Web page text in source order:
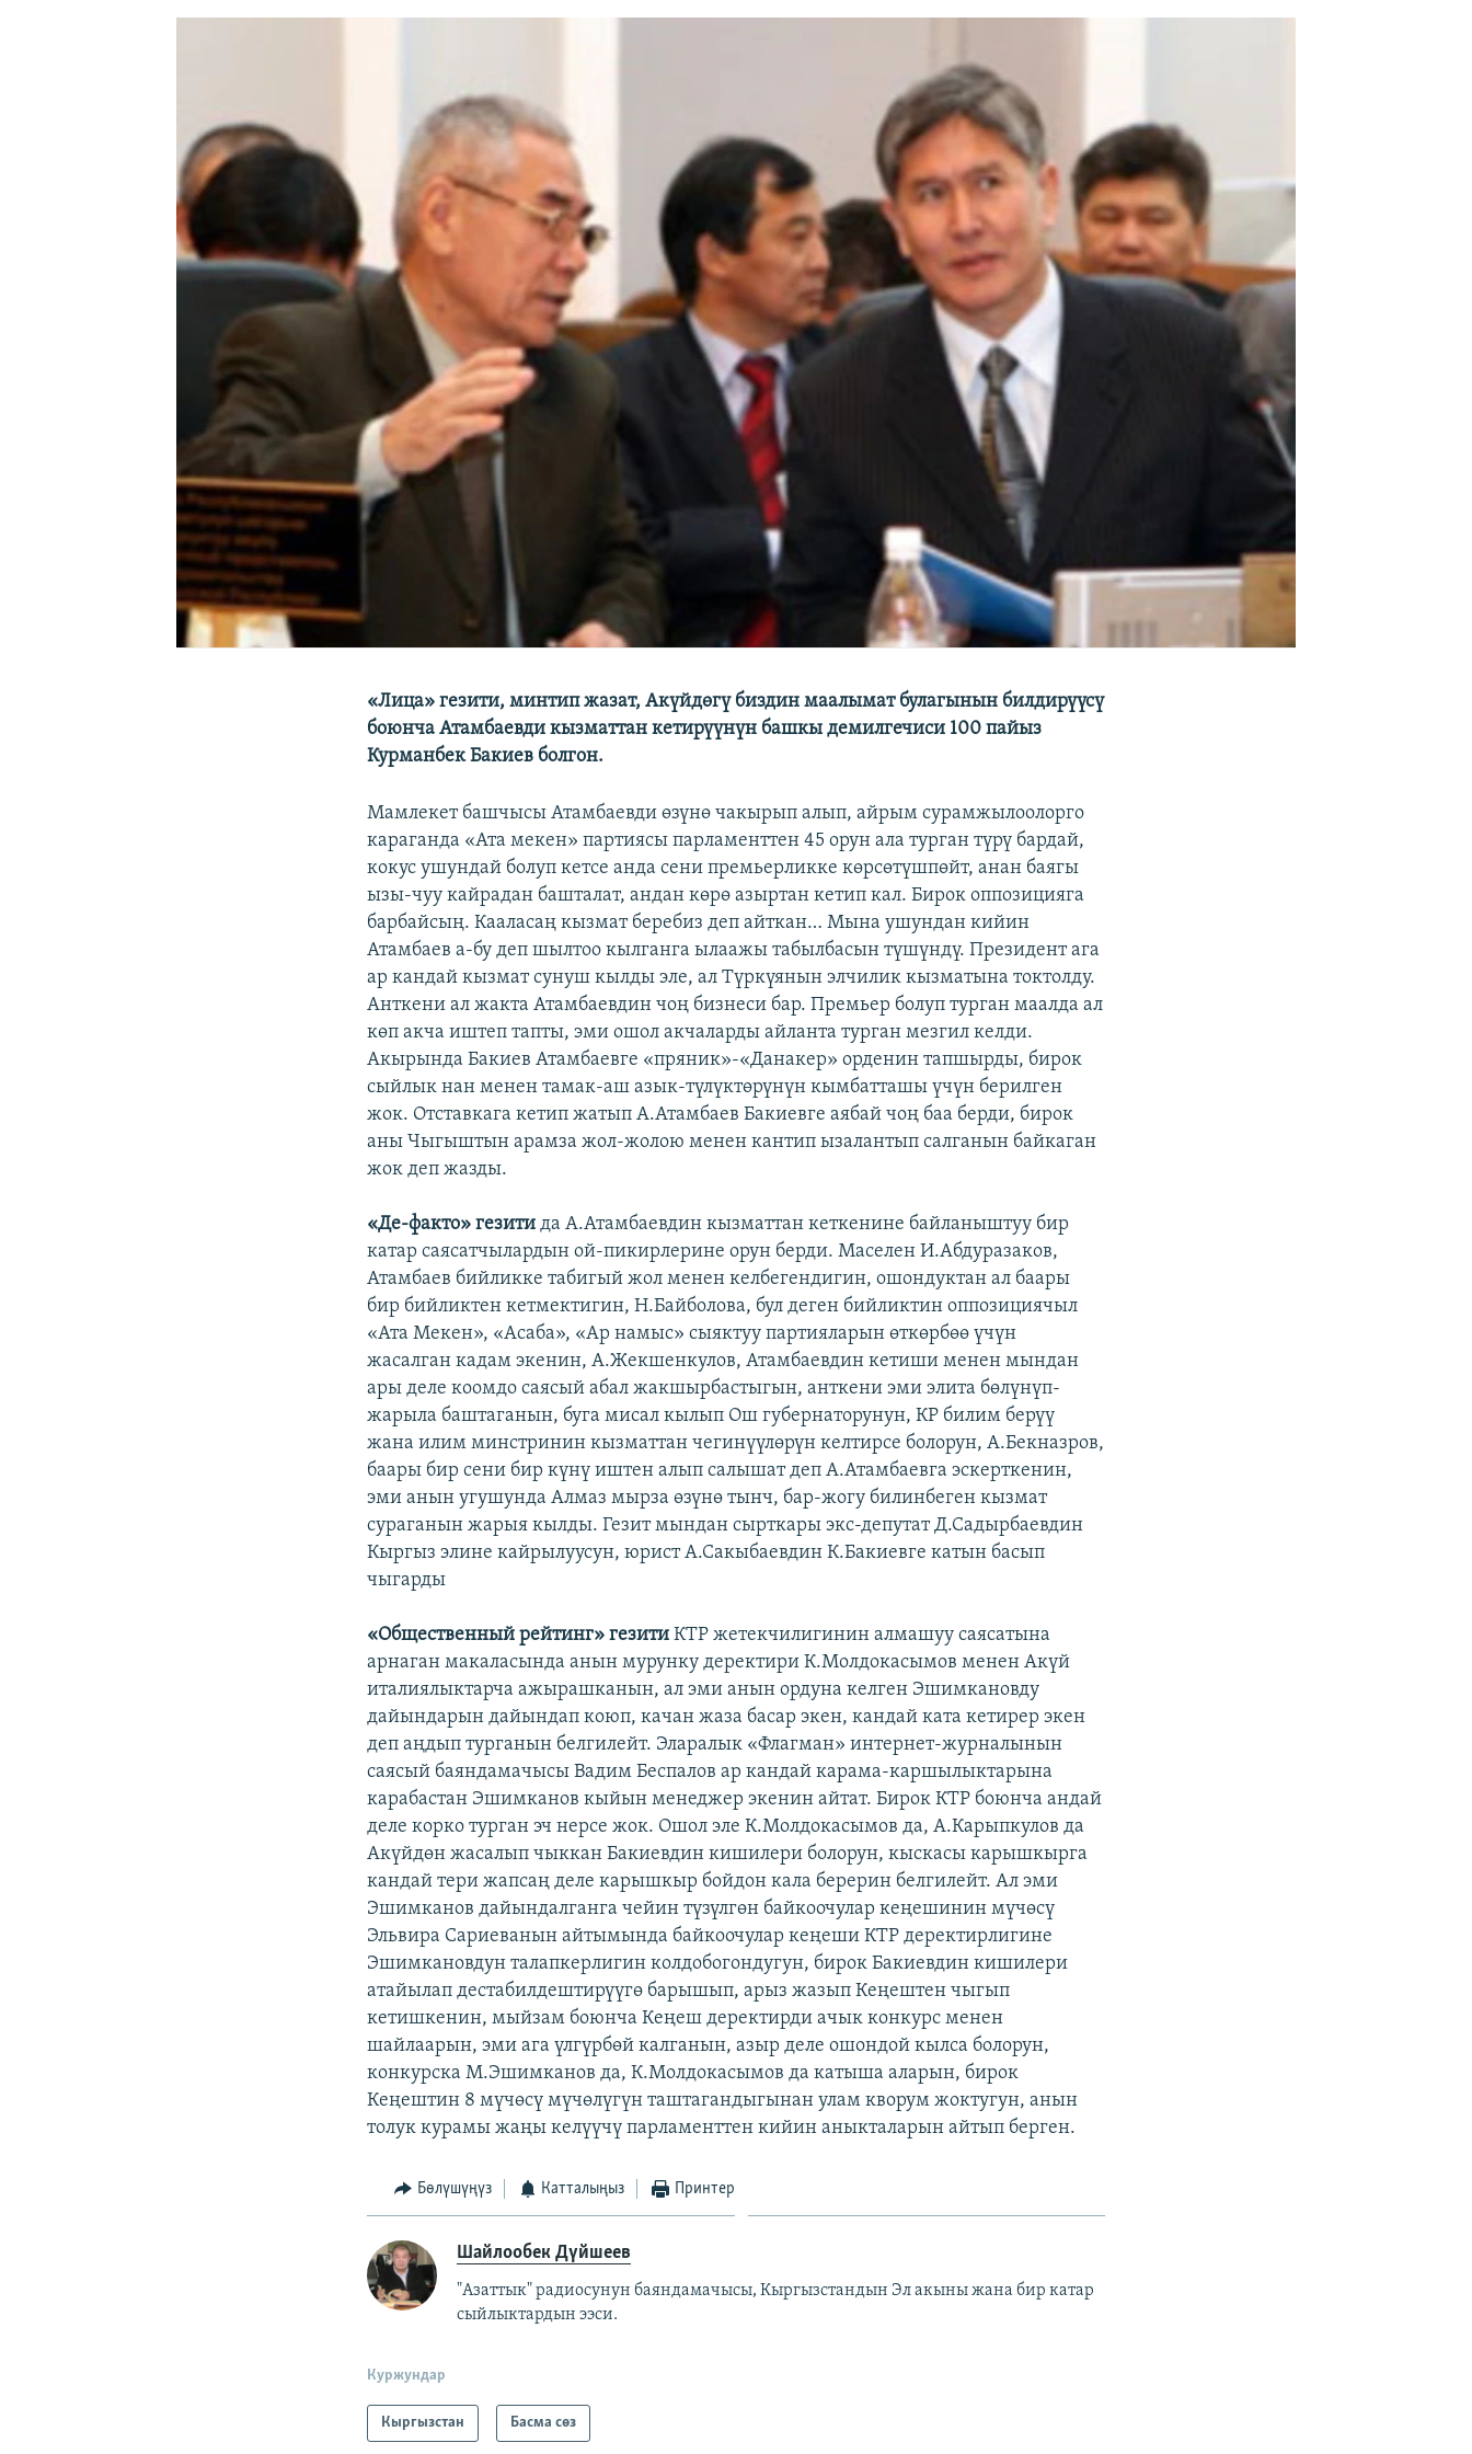
«Лица» гезити, минтип жазат, Акүйдөгү биздин маалымат булагынын билдирүүсү
боюнча Атамбаевди кызматтан кетирүүнүн башкы демилгечиси 100 пайыз
Курманбек Бакиев болгон.
Мамлекет башчысы Атамбаевди өзүнө чакырып алып, айрым сурамжылоолорго
караганда «Ата мекен» партиясы парламенттен 45 орун ала турган түрү бардай,
кокус ушундай болуп кетсе анда сени премьерликке көрсөтүшпөйт, анан баягы
ызы-чуу кайрадан башталат, андан көрө азыртан кетип кал. Бирок оппозицияга
барбайсың. Кааласаң кызмат беребиз деп айткан… Мына ушундан кийин
Атамбаев а-бу деп шылтоо кылганга ылаажы табылбасын түшүндү. Президент ага
ар кандай кызмат сунуш кылды эле, ал Түркүянын элчилик кызматына токтолду.
Анткени ал жакта Атамбаевдин чоң бизнеси бар. Премьер болуп турган маалда ал
көп акча иштеп тапты, эми ошол акчаларды айланта турган мезгил келди.
Акырында Бакиев Атамбаевге «пряник»-«Данакер» орденин тапшырды, бирок
сыйлык нан менен тамак-аш азык-түлүктөрүнүн кымбатташы үчүн берилген
жок. Отставкага кетип жатып А.Атамбаев Бакиевге аябай чоң баа берди, бирок
аны Чыгыштын арамза жол-жолою менен кантип ызалантып салганын байкаган
жок деп жазды.
«Де-факто» гезити да А.Атамбаевдин кызматтан кеткенине байланыштуу бир
катар саясатчылардын ой-пикирлерине орун берди. Маселен И.Абдуразаков,
Атамбаев бийликке табигый жол менен келбегендигин, ошондуктан ал баары
бир бийликтен кетмектигин, Н.Байболова, бул деген бийликтин оппозициячыл
«Ата Мекен», «Асаба», «Ар намыс» сыяктуу партияларын өткөрбөө үчүн
жасалган кадам экенин, А.Жекшенкулов, Атамбаевдин кетиши менен мындан
ары деле коомдо саясый абал жакшырбастыгын, анткени эми элита бөлүнүп-
жарыла баштаганын, буга мисал кылып Ош губернаторунун, КР билим берүү
жана илим минстринин кызматтан чегинүүлөрүн келтирсе болорун, А.Бекназров,
баары бир сени бир күнү иштен алып салышат деп А.Атамбаевга эскерткенин,
эми анын угушунда Алмаз мырза өзүнө тынч, бар-жогу билинбеген кызмат
сураганын жарыя кылды. Гезит мындан сырткары экс-депутат Д.Садырбаевдин
Кыргыз элине кайрылуусун, юрист А.Сакыбаевдин К.Бакиевге катын басып
чыгарды
«Общественный рейтинг» гезити КТР жетекчилигинин алмашуу саясатына
арнаган макаласында анын мурунку деректири К.Молдокасымов менен Акүй
италиялыктарча ажырашканын, ал эми анын ордуна келген Эшимкановду
дайындарын дайындап коюп, качан жаза басар экен, кандай ката кетирер экен
деп аңдып турганын белгилейт. Эларалык «Флагман» интернет-журналынын
саясый баяндамачысы Вадим Беспалов ар кандай карама-каршылыктарына
карабастан Эшимканов кыйын менеджер экенин айтат. Бирок КТР боюнча андай
деле корко турган эч нерсе жок. Ошол эле К.Молдокасымов да, А.Карыпкулов да
Акүйдөн жасалып чыккан Бакиевдин кишилери болорун, кыскасы карышкырга
кандай тери жапсаң деле карышкыр бойдон кала берерин белгилейт. Ал эми
Эшимканов дайындалганга чейин түзүлгөн байкоочулар кеңешинин мүчөсү
Эльвира Сариеванын айтымында байкоочулар кеңеши КТР деректирлигине
Эшимкановдун талапкерлигин колдобогондугун, бирок Бакиевдин кишилери
атайылап дестабилдештирүүгө барышып, арыз жазып Кеңештен чыгып
кетишкенин, мыйзам боюнча Кеңеш деректирди ачык конкурс менен
шайлаарын, эми ага үлгүрбөй калганын, азыр деле ошондой кылса болорун,
конкурска М.Эшимканов да, К.Молдокасымов да катыша аларын, бирок
Кеңештин 8 мүчөсү мүчөлүгүн таштагандыгынан улам кворум жоктугун, анын
толук курамы жаңы келүүчү парламенттен кийин аныкталарын айтып берген.
Бөлүшүңүз Катталыңыз Принтер
Шайлообек Дүйшеев
"Азаттык" радиосунун баяндамачысы, Кыргызстандын Эл акыны жана бир катар
сыйлыктардын ээси.
Куржундар
Кыргызстан Басма сөз